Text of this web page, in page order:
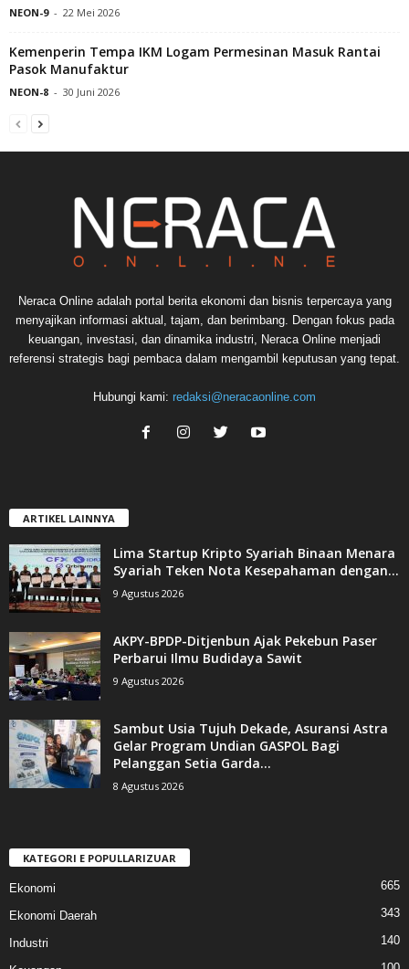
NEON-9 - 22 Mei 2026
Kemenperin Tempa IKM Logam Permesinan Masuk Rantai
Pasok Manufaktur
NEON-8 - 30 Juni 2026
Neraca Online adalah portal berita ekonomi dan bisnis terpercaya yang
menyajikan informasi aktual, tajam, dan berimbang. Dengan fokus pada
keuangan, investasi, dan dinamika industri, Neraca Online menjadi
referensi strategis bagi pembaca dalam mengambil keputusan yang tepat.
Hubungi kami: redaksi@neracaonline.com
ARTIKEL LAINNYA
Lima Startup Kripto Syariah Binaan Menara
Syariah Teken Nota Kesepahaman dengan...
9 Agustus 2026
AKPY-BPDP-Ditjenbun Ajak Pekebun Paser
Perbarui Ilmu Budidaya Sawit
9 Agustus 2026
Sambut Usia Tujuh Dekade, Asuransi Astra
Gelar Program Undian GASPOL Bagi
Pelanggan Setia Garda...
8 Agustus 2026
KATEGORI E POPULLARIZUAR
Ekonomi 665
Ekonomi Daerah 343
Industri 140